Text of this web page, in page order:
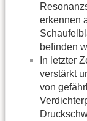
erkennen
befinden
In letzter
verstärkt
von